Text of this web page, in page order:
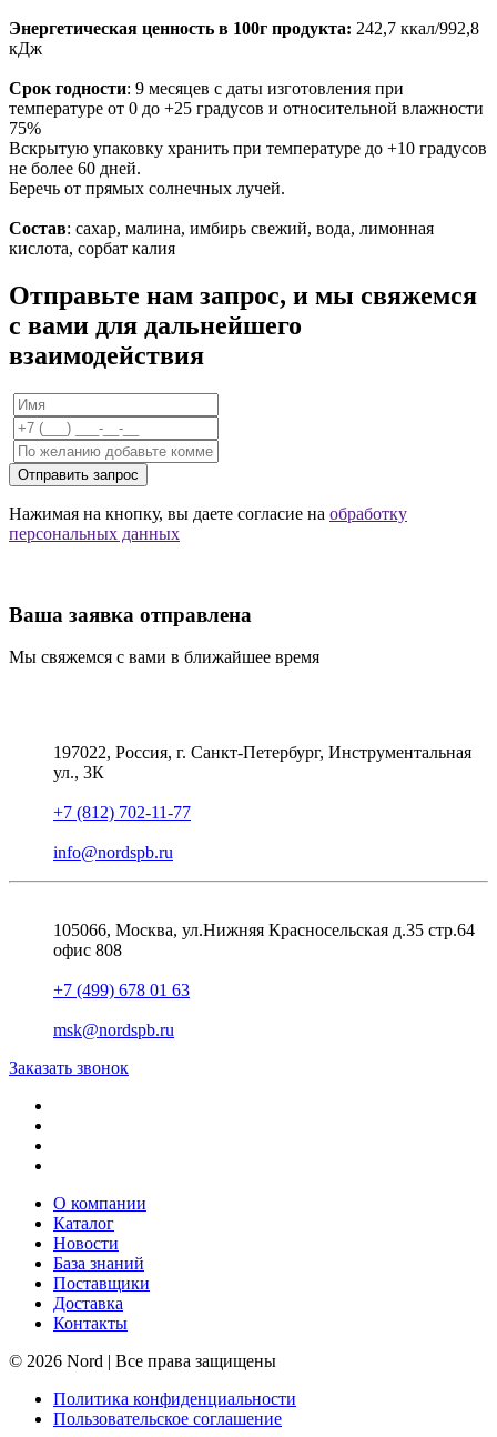
Энергетическая ценность в 100г продукта: 242,7 ккал/992,8
кДж
Срок годности: 9 месяцев с даты изготовления при
температуре от 0 до +25 градусов и относительной влажности
75%
Вскрытую упаковку хранить при температуре до +10 градусов
не более 60 дней.
Беречь от прямых солнечных лучей.
Состав: сахар, малина, имбирь свежий, вода, лимонная
кислота, сорбат калия
Отправьте нам запрос, и мы свяжемся
с вами для дальнейшего
взаимодействия
Отправить запрос
Нажимая на кнопку, вы даете согласие на обработку
персональных данных
Ваша заявка отправлена
Мы свяжемся с вами в ближайшее время
197022, Россия, г. Санкт-Петербург, Инструментальная
ул., 3К
+7 (812) 702-11-77
info@nordspb.ru
105066, Москва, ул.Нижняя Красносельская д.35 стр.64
офис 808
+7 (499) 678 01 63
msk@nordspb.ru
Заказать звонок
О компании
Каталог
Новости
База знаний
Поставщики
Доставка
Контакты
© 2026 Nord | Все права защищены
Политика конфиденциальности
Пользовательское соглашение